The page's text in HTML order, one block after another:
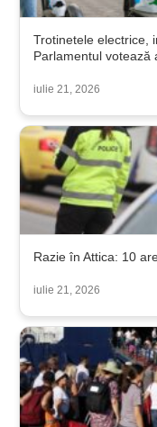
Trotinetele electrice,
Parlamentul votează
iulie 21, 2026
Razie în Attica: 10
iulie 21, 2026